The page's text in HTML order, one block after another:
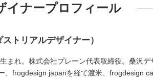
イナープロフィール
トリアルデザイナー）
まれ。株式会社プレーン代表取締役。桑沢
、frogdesign japanを経て渡米、frogdesign